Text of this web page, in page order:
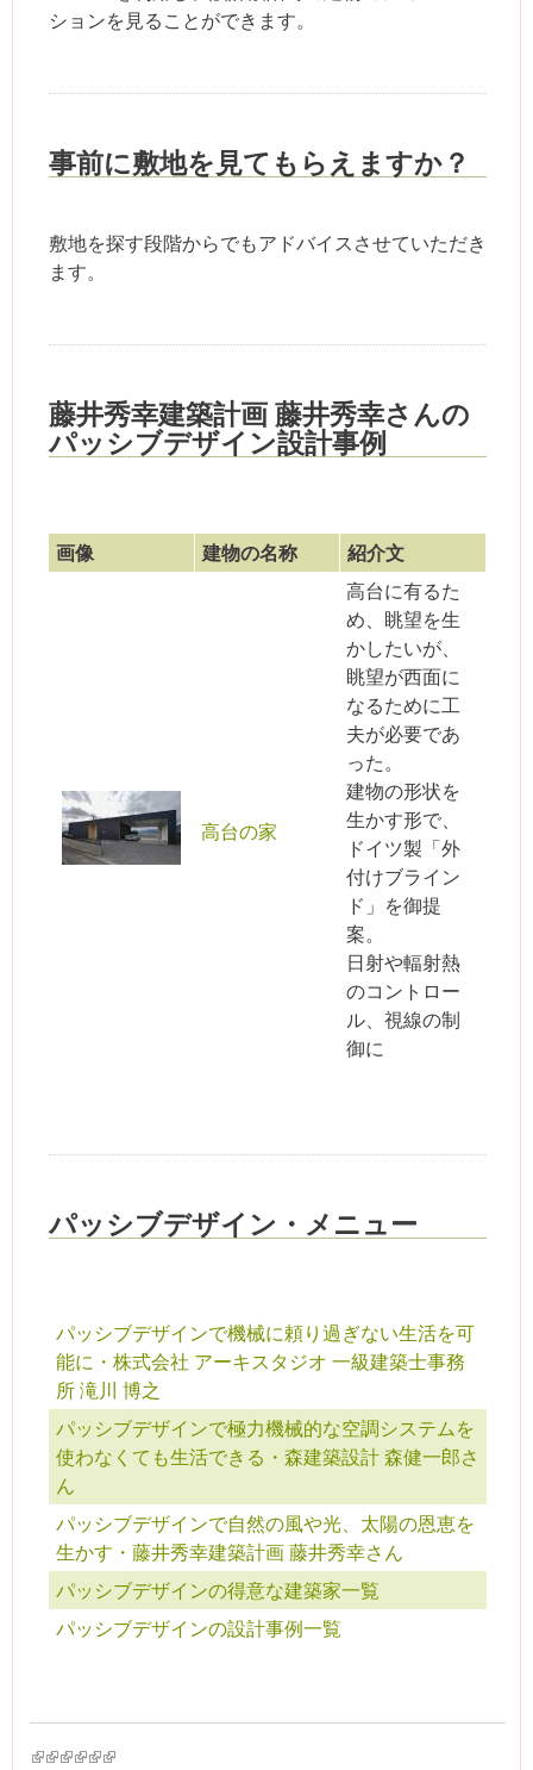
ションを見ることができます。
事前に敷地を見てもらえますか？
敷地を探す段階からでもアドバイスさせていただき
ます。
藤井秀幸建築計画 藤井秀幸さんの
パッシブデザイン設計事例
画像 建物の名称 紹介文
高台の家
高台に有るた
め、眺望を生
かしたいが、
眺望が西面に
なるために工
夫が必要であ
った。
建物の形状を
生かす形で、
ドイツ製「外
付けブライン
ド」を御提
案。
日射や輻射熱
のコントロー
ル、視線の制
御に
パッシブデザイン・メニュー
パッシブデザインで機械に頼り過ぎない生活を可
能に・株式会社 アーキスタジオ 一級建築士事務
所 滝川 博之
パッシブデザインで極力機械的な空調システムを
使わなくても生活できる・森建築設計 森健一郎さ
ん
パッシブデザインで自然の風や光、太陽の恩恵を
生かす・藤井秀幸建築計画 藤井秀幸さん
パッシブデザインの得意な建築家一覧
パッシブデザインの設計事例一覧
(link is external)
(link is external)
(link is external)
(link is external)
(link is external)
(link is external)